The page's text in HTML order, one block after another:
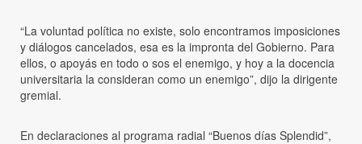
“La voluntad política no existe, solo encontramos imposiciones
y diálogos cancelados, esa es la impronta del Gobierno. Para
ellos, o apoyás en todo o sos el enemigo, y hoy a la docencia
universitaria la consideran como un enemigo”, dijo la dirigente
gremial.
En declaraciones al programa radial “Buenos días Splendid”,